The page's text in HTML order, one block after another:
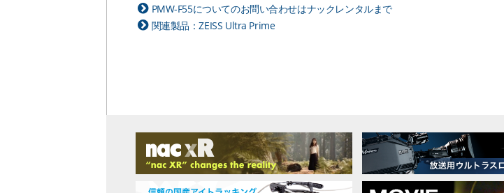
PMW-F55についてのお問い合わせはナックレンタルまで
関連製品：ZEISS Ultra Prime